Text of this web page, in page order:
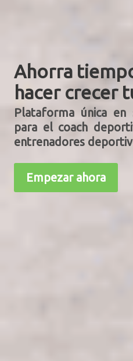
Ahorra
hacer crecer
Plataforma única en
para el coach
entrenadores
Empezar ahora